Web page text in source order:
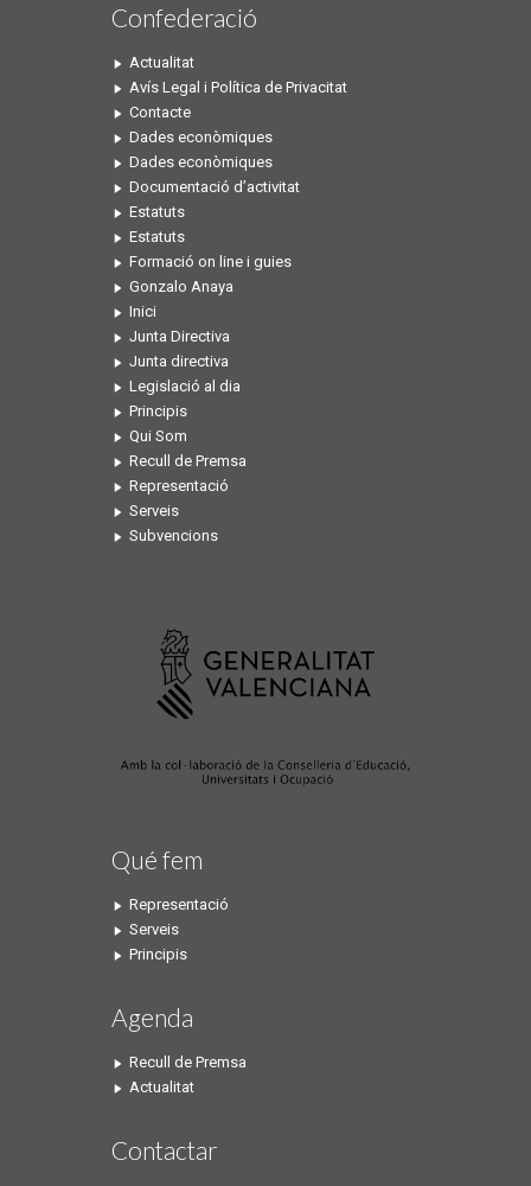
Confederació
Actualitat
Avís Legal i Política de Privacitat
Contacte
Dades econòmiques
Dades econòmiques
Documentació d’activitat
Estatuts
Estatuts
Formació on line i guies
Gonzalo Anaya
Inici
Junta Directiva
Junta directiva
Legislació al dia
Principis
Qui Som
Recull de Premsa
Representació
Serveis
Subvencions
Qué fem
Representació
Serveis
Principis
Agenda
Recull de Premsa
Actualitat
Contactar